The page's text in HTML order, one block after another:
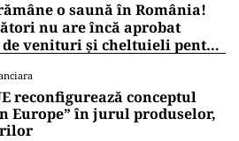
o saună în România!
nu are încă aprobat
venituri și cheltuieli pentru
reconfigurează conceptul
Europe” în jurul produselor,